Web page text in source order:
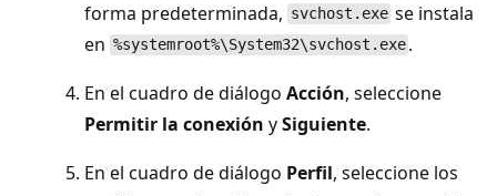
forma predeterminada, svchost.exe se instala
en %systemroot%\System32\svchost.exe .
En el cuadro de diálogo Acción, seleccione
Permitir la conexión ySiguiente.
En el cuadro de diálogo Perfil, seleccione los